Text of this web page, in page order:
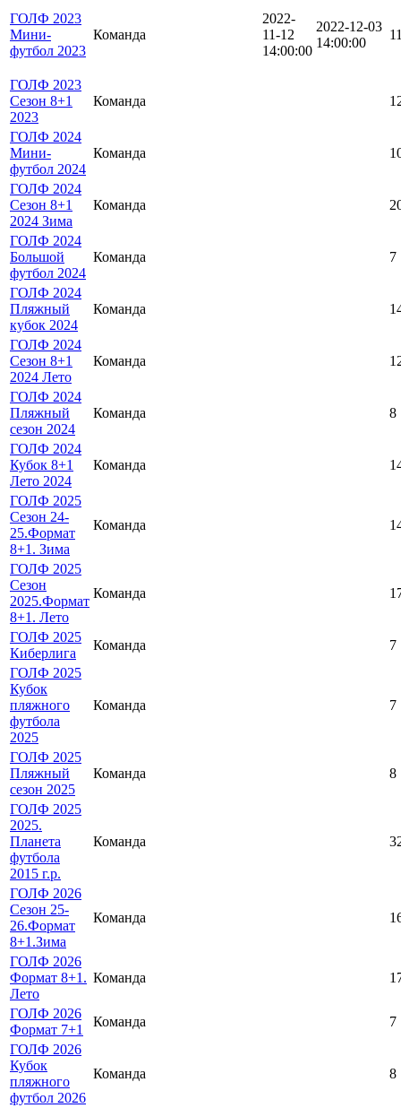
ГОЛФ 2023
Мини-
футбол 2023
Команда
2022-
11-12
14:00:00
2022-12-03
14:00:00
ГОЛФ 2023
Сезон 8+1
2023
Команда
ГОЛФ 2024
Мини-
футбол 2024
Команда
ГОЛФ 2024
Сезон 8+1
2024 Зима
Команда
ГОЛФ 2024
Большой
футбол 2024
Команда 7
ГОЛФ 2024
Пляжный
кубок 2024
Команда
ГОЛФ 2024
Сезон 8+1
2024 Лето
Команда
ГОЛФ 2024
Пляжный
сезон 2024
Команда 8
ГОЛФ 2024
Кубок 8+1
Лето 2024
Команда
ГОЛФ 2025
Сезон 24-
25.Формат
8+1. Зима
Команда
ГОЛФ 2025
Сезон
2025.Формат
8+1. Лето
Команда
ГОЛФ 2025
Киберлига
Команда
7
ГОЛФ 2025
Кубок
пляжного
футбола
2025
Команда 7
ГОЛФ 2025
Пляжный
сезон 2025
Команда 8
ГОЛФ 2025
2025.
Планета
футбола
2015 г.р.
Команда
ГОЛФ 2026
Сезон 25-
26.Формат
8+1.Зима
Команда
ГОЛФ 2026
Формат 8+1.
Лето
Команда
ГОЛФ 2026
Формат 7+1
Команда
7
ГОЛФ 2026
Кубок
пляжного
футбол 2026
Команда 8